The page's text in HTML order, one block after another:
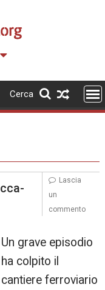
Cerca
Un grave episodio
ha colpito il
cantiere ferroviario
Lascia
un
commento